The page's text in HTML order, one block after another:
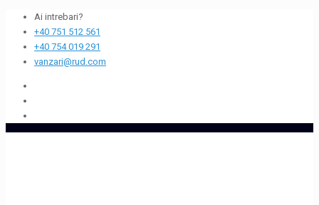
Ai intrebari?
+40 751 512 561
+40 754 019 291
vanzari@rud.com